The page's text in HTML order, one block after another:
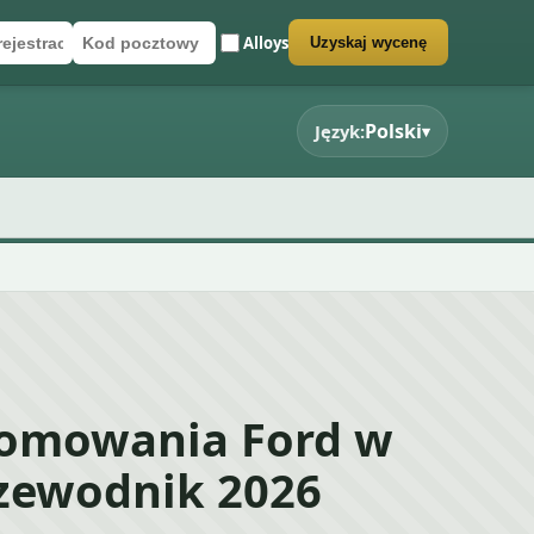
Alloys
wyceny Uzyskaj wycenę
Język:Polski▾
Ford w
2026